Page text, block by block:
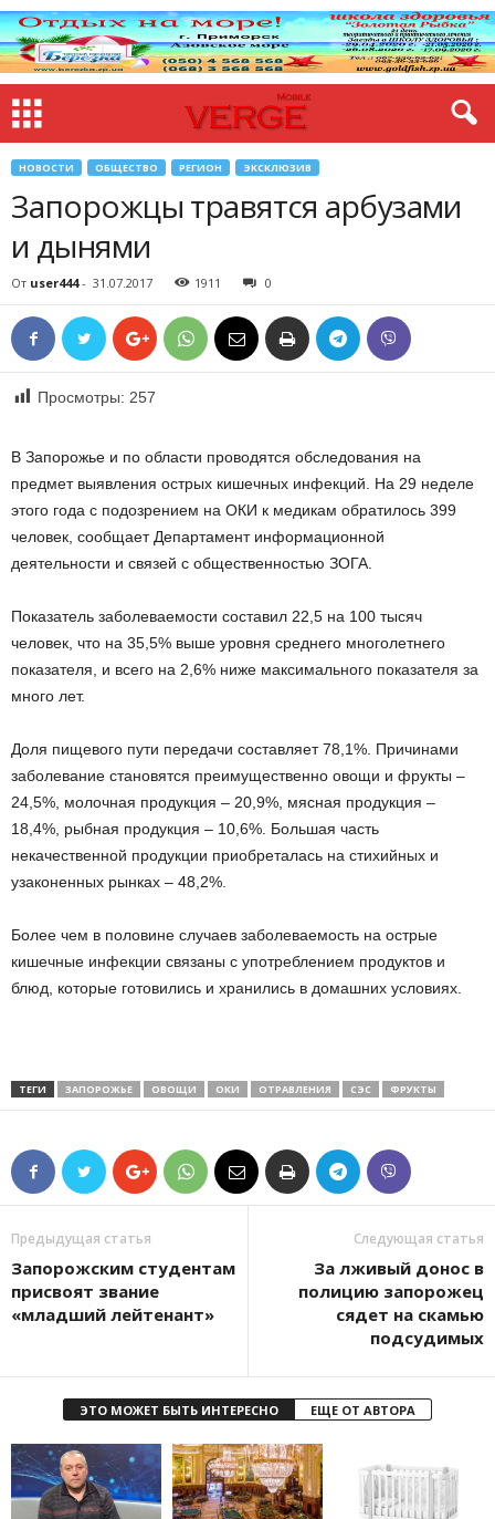
НОВОСТИ ОБЩЕСТВО РЕГИОН ЭКСКЛЮЗИВ
Запорожцы травятся арбузами
и дынями
От user444- 31.07.2017 1911 0
Просмотры: 257
В Запорожье и по области проводятся обследования на
предмет выявления острых кишечных инфекций. На 29 неделе
этого года с подозрением на ОКИ к медикам обратилось 399
человек, сообщает Департамент информационной
деятельности и связей с общественностью ЗОГА.
Показатель заболеваемости составил 22,5 на 100 тысяч
человек, что на 35,5% выше уровня среднего многолетнего
показателя, и всего на 2,6% ниже максимального показателя за
много лет.
Доля пищевого пути передачи составляет 78,1%. Причинами
заболевание становятся преимущественно овощи и фрукты –
24,5%, молочная продукция – 20,9%, мясная продукция –
18,4%, рыбная продукция – 10,6%. Большая часть
некачественной продукции приобреталась на стихийных и
узаконенных рынках – 48,2%.
Более чем в половине случаев заболеваемость на острые
кишечные инфекции связаны с употреблением продуктов и
блюд, которые готовились и хранились в домашних условиях.
ТЕГИ ЗАПОРОЖЬЕ ОВОЩИ ОКИ ОТРАВЛЕНИЯ СЭС ФРУКТЫ
Предыдущая статья
Запорожским студентам
присвоят звание
«младший лейтенант»
Следующая статья
За лживый донос в
полицию запорожец
сядет на скамью
подсудимых
ЭТО МОЖЕТ БЫТЬ ИНТЕРЕСНО ЕЩЕ ОТ АВТОРА